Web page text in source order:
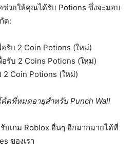
ช่วยให้คุณได้รับ Potions ซึ่งจะมอบ
ด:
รับ 2 Coin Potions (ใหม่)
รับ 2 Coins Potions (ใหม่)
2 Coin Potions (ใหม่)
ดที่หมดอายุสำหรับ Punch Wall
เกม Roblox อื่นๆ อีกมากมายได้ที่
ของเรา